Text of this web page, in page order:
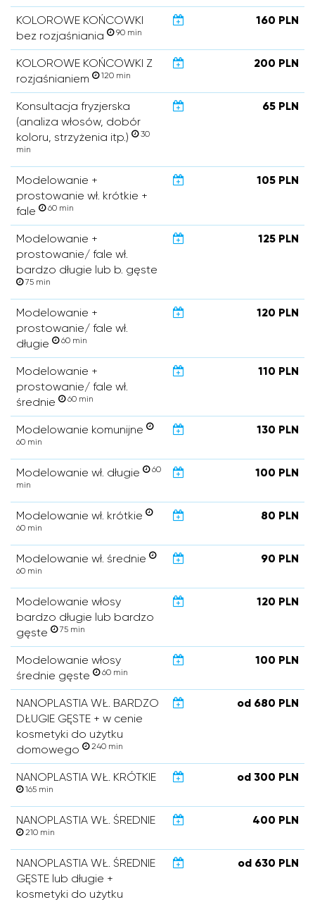
KOLOROWE KOŃCOWKI
bez rozjaśniania
90 min
160 PLN
KOLOROWE KOŃCOWKI Z
rozjaśnianiem
120 min
200 PLN
Konsultacja fryzjerska
(analiza włosów, dobór
koloru, strzyżenia itp.)
30
min
65 PLN
Modelowanie +
prostowanie wł. krótkie +
fale
60 min
105 PLN
Modelowanie +
prostowanie/ fale wł.
bardzo długie lub b. gęste
75 min
125 PLN
Modelowanie +
prostowanie/ fale wł.
długie
60 min
120 PLN
Modelowanie +
prostowanie/ fale wł.
średnie
60 min
110 PLN
Modelowanie komunijne
60 min
130 PLN
Modelowanie wł. długie
60
min
100 PLN
Modelowanie wł. krótkie
60 min
80 PLN
Modelowanie wł. średnie
60 min
90 PLN
Modelowanie włosy
bardzo długie lub bardzo
gęste
75 min
120 PLN
Modelowanie włosy
średnie gęste
60 min
100 PLN
NANOPLASTIA WŁ. BARDZO
DŁUGIE GĘSTE + w cenie
kosmetyki do użytku
domowego
240 min
od 680 PLN
NANOPLASTIA WŁ. KRÓTKIE
165 min
od 300 PLN
NANOPLASTIA WŁ. ŚREDNIE
210 min
400 PLN
NANOPLASTIA WŁ. ŚREDNIE
GĘSTE lub długie +
kosmetyki do użytku
od 630 PLN